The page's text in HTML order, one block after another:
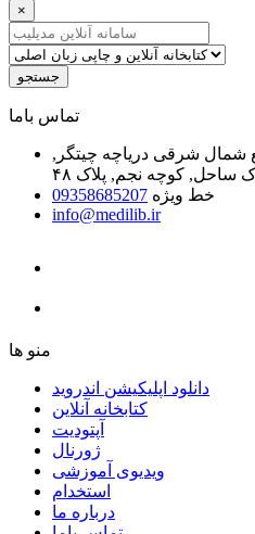
×
جستجو
ﺗﻤﺎﺱ ﺑﺎﻣﺎ
شمال شرقی دریاچه چیتگر,
کوچه نجم, پلاک ۴۸
خط ویژه 09358685207
info@medilib.ir
ﻣﻨﻮ ﻫﺎ
دانلود اپلیکیشن اندروید
ﮐﺘﺎﺑﺨﺎﻧﻪ ﺁﻧﻼﯾﻦ
ﺁﭘﺘﻮﺩﯾﺖ
ﮊﻭﺭﻧﺎﻝ
ویدیوی آموزشی
استخدام
درباره ما